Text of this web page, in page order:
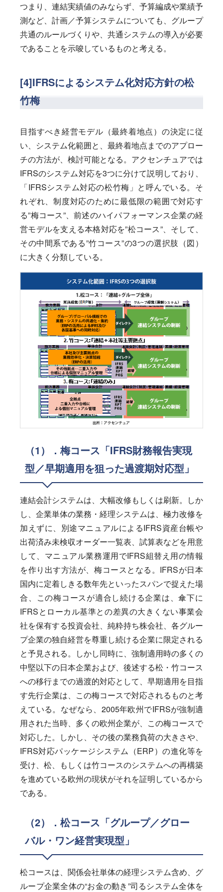
つまり、連結実績値のみならず、予算編成や業績予
測など、計画／予算システムについても、グループ
共通のルールづくりや、共通システムの導入が必要
であることを示唆しているものと考える。
[4]IFRSによるシステム化対応方針の松
竹梅
目指すべき経営モデル（最終着地点）の決定に従
い、システム化範囲と、最終着地点までのアプロー
チの方法が、検討可能となる。アクセンチュアでは
IFRSのシステム対応を3つに分けて説明しており、
「IFRSシステム対応の松竹梅」と呼んでいる。そ
れぞれ、制度対応のために最低限の範囲で対応す
る”梅コース”、前述のハイパフォーマンス企業の経
営モデルを支える本格対応を”松コース”、そして、
その中間系である”竹コース”の3つの選択肢（図）
に大きく分類している。
（1）．梅コース「IFRS財務報告実現
型／早期適用を狙った過渡期対応型」
連結会計システムは、大幅改修もしくは刷新。しか
し、企業単体の業務・経理システムは、極力改修を
加えずに、別途マニュアルによるIFRS資産台帳や
出荷済み未検収オーダー一覧表、試算表などを用意
して、マニュアル業務運用でIFRS組替え用の情報
を作り出す方法が、梅コースとなる。IFRSが日本
国内に定着しきる数年先といったスパンで捉えた場
合、この梅コースが適合し続ける企業は、傘下に
IFRSとローカル基準との差異の大きくない事業会
社を保有する投資会社、純粋持ち株会社、各グルー
プ企業の独自経営を尊重し続ける企業に限定される
と予見される。しかし同時に、強制適用時の多くの
中堅以下の日本企業および、後述する松・竹コース
への移行までの過渡的対応として、早期適用を目指
す先行企業は、この梅コースで対応されるものと考
えている。なぜなら、2005年欧州でIFRSが強制適
用された当時、多くの欧州企業が、この梅コースで
対応した。しかし、その後の業務負荷の大きさや、
IFRS対応パッケージシステム（ERP）の進化等を
受け、松、もしくは竹コースのシステムへの再構築
を進めている欧州の現状がそれを証明しているから
である。
（2）．松コース「グループ／グロー
バル・ワン経営実現型」
松コースは、関係会社単体の経理システム含め、グ
ループ企業全体の“お金の動き”司るシステム全体を